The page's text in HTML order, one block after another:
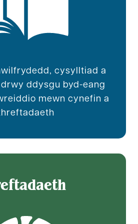
cysylltiad a
ddysgu byd-eang
mewn cynefin a